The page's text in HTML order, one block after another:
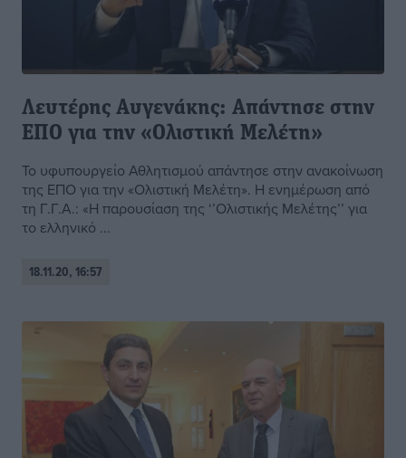
Λευτέρης Αυγενάκης: Απάντησε στην
ΕΠΟ για την «Ολιστική Μελέτη»
Το υφυπουργείο Αθλητισμού απάντησε στην ανακοίνωση
της ΕΠΟ για την «Ολιστική Μελέτη». Η ενημέρωση από
τη Γ.Γ.Α.: «Η παρουσίαση της ‘’Ολιστικής Μελέτης’’ για
το ελληνικό ...
18.11.20, 16:57